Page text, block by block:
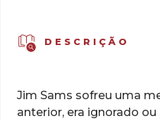
DESCRIÇÃO
Jim Sams sofreu uma
anterior, era ignorado